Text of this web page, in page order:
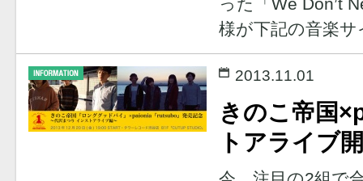
様が下記の音楽
2013.11.01
きのこ帝国
トアライブ